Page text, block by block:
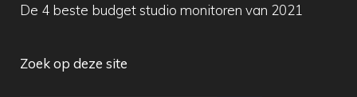
De 4 beste budget studio monitoren van 2021
Zoek op deze site